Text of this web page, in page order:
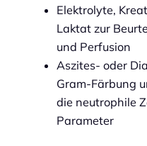
Elektrolyte,
Laktat zur
und Perfusion
Aszites- oder
Gram-Färbung
die neutrophile
Parameter